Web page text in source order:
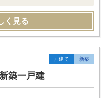
く見る
戸建て 新築
築一戸建